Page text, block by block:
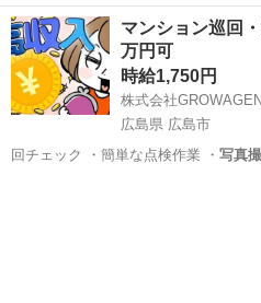
と嫌いじゃない」 そんな方におすすめ。 お任せするのは、街中
場やコインパーキングを回って、 🔸
を確...
福岡 福岡市 その他 スタッ
マンション巡回
万円可
時給1,750円
株式会社
広島県 広島市
回チェック ・簡単な点検作業 ・ 写真